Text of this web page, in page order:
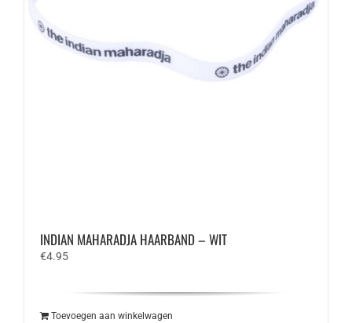
INDIAN MAHARADJA HAARBAND – WIT
€4.95
Toevoegen aan winkelwagen